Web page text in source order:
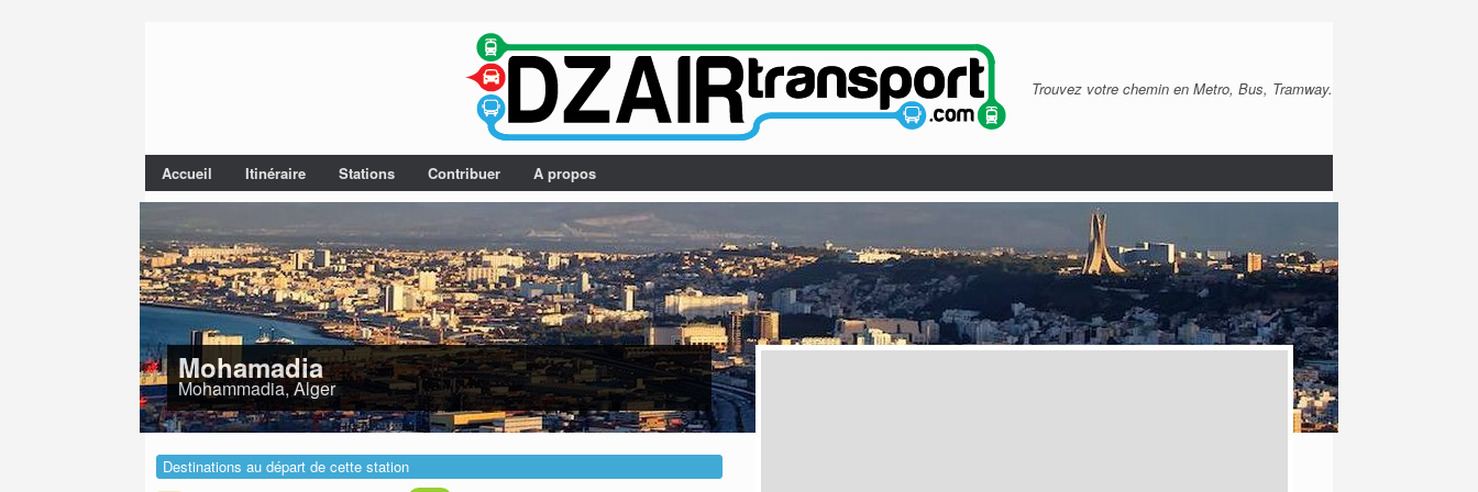
Trouvez votre chemin en Metro, Bus, Tramway.
Accueil Itinéraire Stations Contribuer A propos
Mohamadia
Mohammadia, Alger
Destinations au départ de cette station